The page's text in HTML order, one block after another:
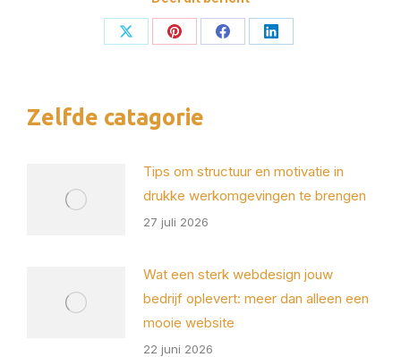
Deel
Deel
Deel
Deel
Zelfde catagorie
Tips om structuur en motivatie in
drukke werkomgevingen te brengen
27 juli 2026
Wat een sterk webdesign jouw
bedrijf oplevert: meer dan alleen een
mooie website
22 juni 2026